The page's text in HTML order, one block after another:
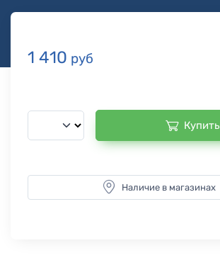
1 410 руб
Купить
Наличие в магазинах